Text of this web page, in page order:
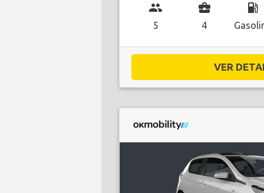
group
5
business_center
4
local_gas_station
VER